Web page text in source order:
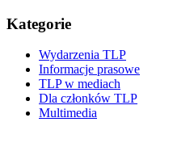
Kategorie
Wydarzenia TLP
Informacje prasowe
TLP w mediach
Dla członków TLP
Multimedia